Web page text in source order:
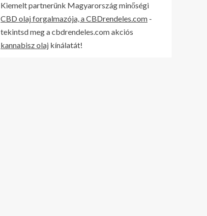
Kiemelt partnerünk Magyarország minőségi
CBD olaj forgalmazója, a CBDrendeles.com -
tekintsd meg a cbdrendeles.com akciós
kannabisz olaj kínálatát!